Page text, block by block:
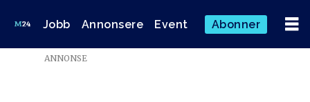
Jobb Annonsere Event Abonner
ANNONSE